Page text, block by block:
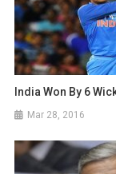
India Won By 6
Mar 28, 2016